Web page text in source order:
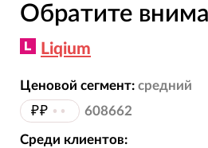
Обратите
Liqium
Ценовой сегмент: средний
₽₽ •• 608662
Среди клиентов: